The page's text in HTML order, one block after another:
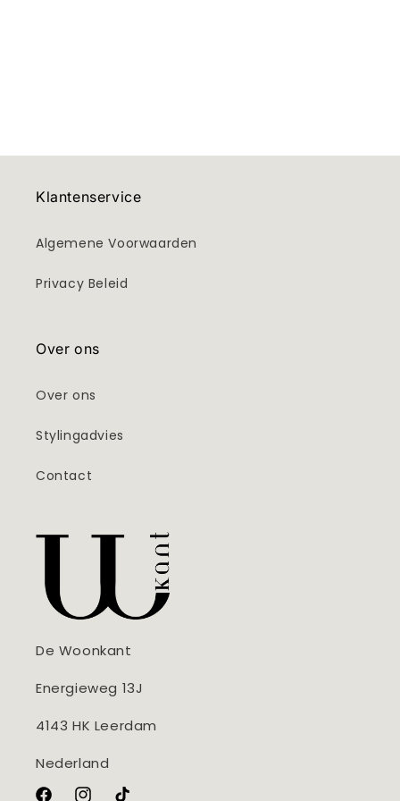
Klantenservice
Algemene Voorwaarden
Privacy Beleid
Over ons
Over ons
Stylingadvies
Contact
De Woonkant
Energieweg 13J
4143 HK Leerdam
Nederland